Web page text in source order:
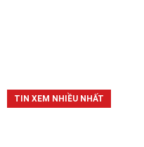
TIN XEM NHIỀU NHẤT